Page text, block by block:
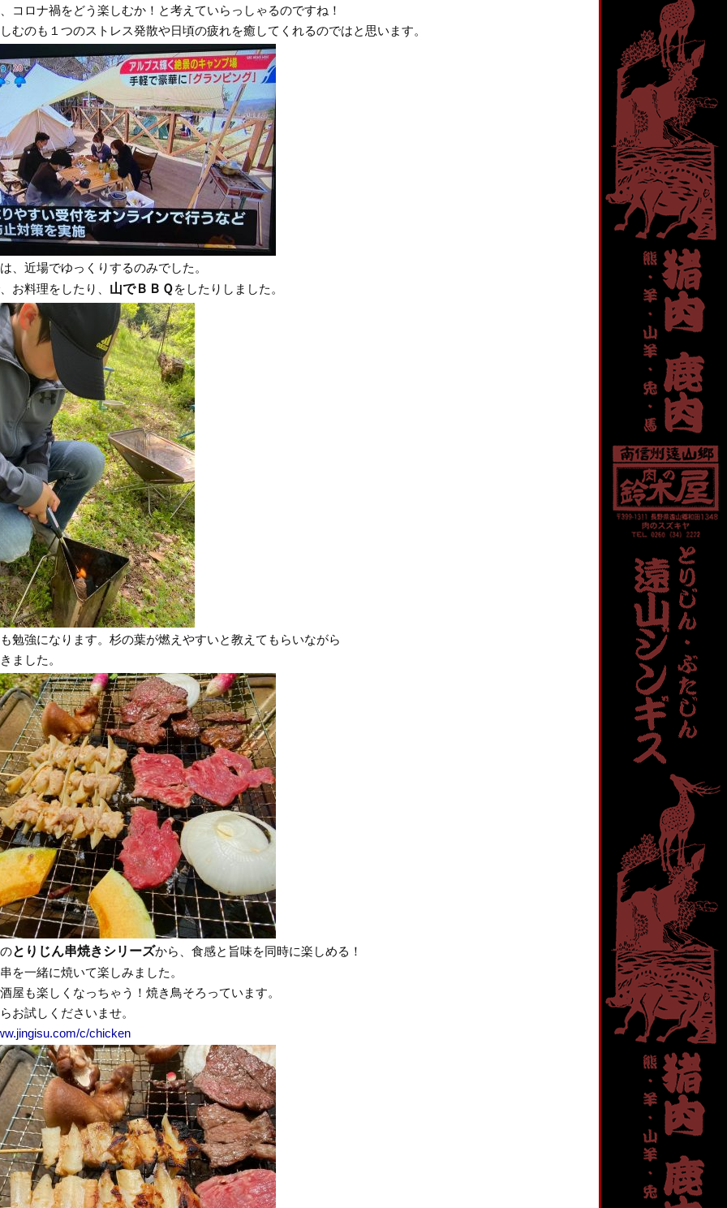
コロナ禍をどう楽しむか！と考えていらっしゃるのですね！
むのも１つのストレス発散や日頃の疲れを癒してくれるのではと思います。
、近場でゆっくりするのみでした。
お料理をしたり、 山でＢＢＱをしたりしました。
勉強になります。杉の葉が燃えやすいと教えてもらいながら
ました。
とりじん串焼きシリーズから、食感と旨味を同時に楽しめる！
を一緒に焼いて楽しみました。
屋も楽しくなっちゃう！焼き鳥そろっています。
お試しくださいませ。
c/chicken